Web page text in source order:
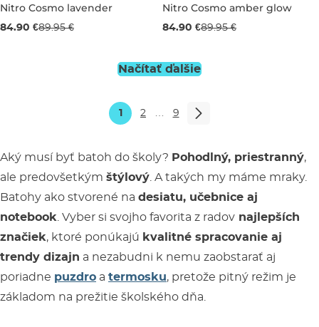
Nitro Cosmo lavender
84.90 €89.95 €
Nitro Cosmo amber glow
84.90 €89.95 €
Načítať ďalšie
1 2 … 9
Aký musí byť batoh do školy? Pohodlný, priestranný,
ale predovšetkým štýlový . A takých my máme mraky.
Batohy ako stvorené na desiatu, učebnice aj
notebook . Vyber si svojho favorita z radov najlepších
značiek, ktoré ponúkajú kvalitné spracovanie aj
trendy dizajn a nezabudni k nemu zaobstarať aj
poriadne puzdro a termosku, pretože pitný režim je
základom na prežitie školského dňa.